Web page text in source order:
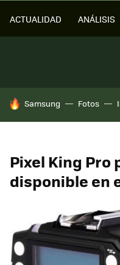
ACTUALIDAD ANÁLISIS
HOY SE HABLA DE
Samsung Fotos
Pixel King Pro
disponible en